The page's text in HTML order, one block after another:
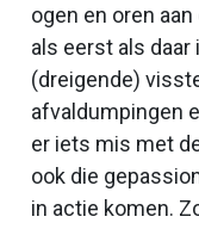
ogen en oren
als eerst als daar
(dreigende)
afvaldumpingen
er iets mis met
ook die
in actie komen.